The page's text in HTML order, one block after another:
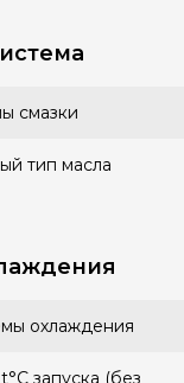
смазки
тип масла
охлаждения
запуска (без